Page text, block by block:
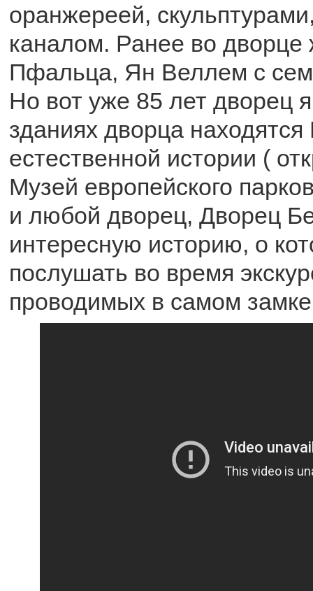
оранжереей,
каналом. Ранее во
Пфальца, Ян Веллем с
Но вот уже 85 лет дворец
зданиях дворца
естественной истории (
Музей европейского
и любой дворец, Дворец
интересную историю, о
послушать во время
проводимых в самом